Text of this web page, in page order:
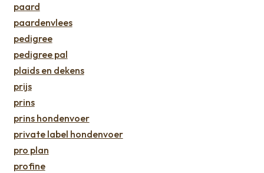
paard
paardenvlees
pedigree
pedigree pal
plaids en dekens
prijs
prins
prins hondenvoer
private label hondenvoer
pro plan
profine